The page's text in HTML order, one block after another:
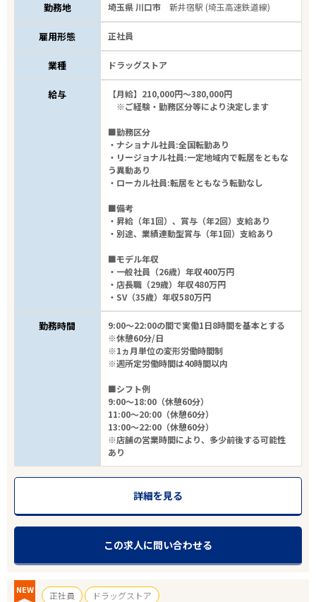
勤務地 埼玉県 川口市新井宿駅 (埼玉高速鉄道線)
雇用形態 正社員
業種 ドラッグストア
給与
【月給】210,000円～380,000円
※ご経験・勤務区分等により決定します
■勤務区分
・ナショナル社員:全国転勤あり
・リージョナル社員:一定地域内で転居をともな
う異動あり
・ローカル社員:転居をともなう転勤なし
■備考
・昇給（年1回）、賞与（年2回）支給あり
・別途、業績連動型賞与（年1回）支給あり
■モデル年収
・一般社員（26歳）年収400万円
・店長職（29歳）年収480万円
・SV（35歳）年収580万円
勤務時間
9:00～22:00の間で実働1日8時間を基本とする
※休憩60分/日
※1ヵ月単位の変形労働時間制
※週所定労働時間は40時間以内
■シフト例
9:00～18:00（休憩60分）
11:00～20:00（休憩60分）
13:00～22:00（休憩60分）
※店舗の営業時間により、多少前後する可能性
あり
詳細を見る
この求人に問い合わせる
NEW 正社員
ドラッグストア